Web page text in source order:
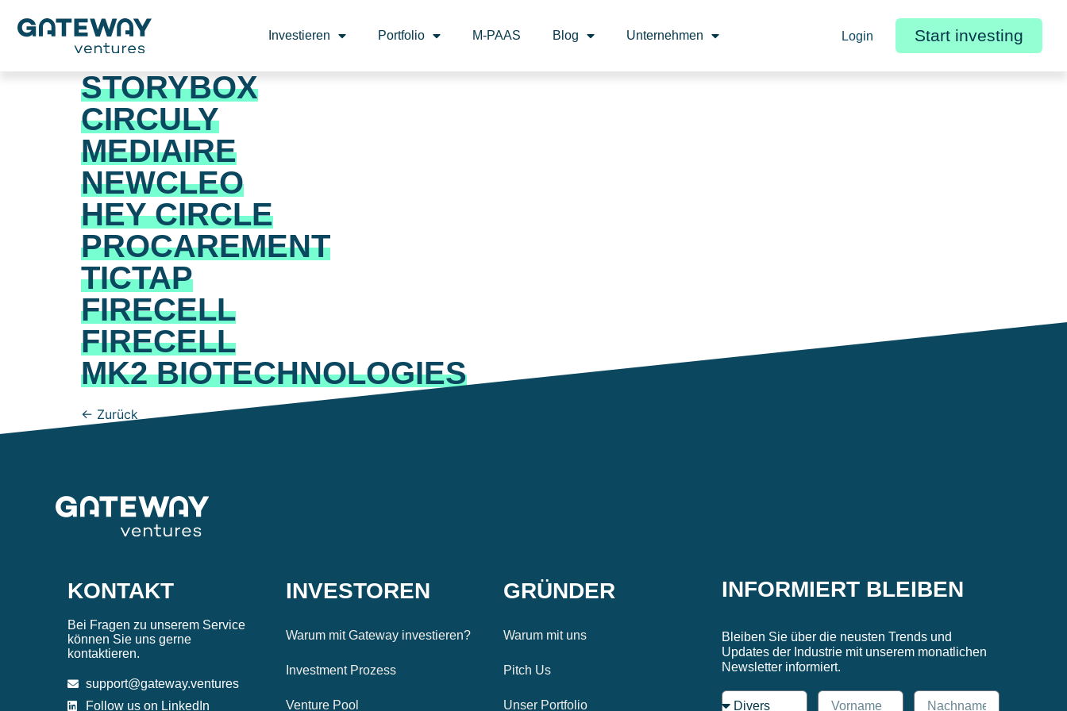
Investieren Portfolio M-PAAS Blog Unternehmen Login Start investing
STORYBOX
CIRCULY
MEDIAIRE
NEWCLEO
HEY CIRCLE
PROCAREMENT
TICTAP
FIRECELL
FIRECELL
MK2 BIOTECHNOLOGIES
← Zurück
KONTAKT
Bei Fragen zu unserem Service
können Sie uns gerne
kontaktieren.
support@gateway.ventures
Follow us on LinkedIn
INVESTOREN
Warum mit Gateway investieren?
Investment Prozess
Venture Pool
GRÜNDER
Warum mit uns
Pitch Us
Unser Portfolio
INFORMIERT BLEIBEN
Bleiben Sie über die neusten Trends und
Updates der Industrie mit unserem monatlichen
Newsletter informiert.